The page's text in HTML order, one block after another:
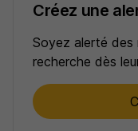
Créez une
Soyez alerté des
recherche dès